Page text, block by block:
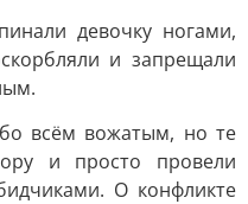
девочку ногами,
и запрещали
всём вожатым, но те
и просто провели
О конфликте